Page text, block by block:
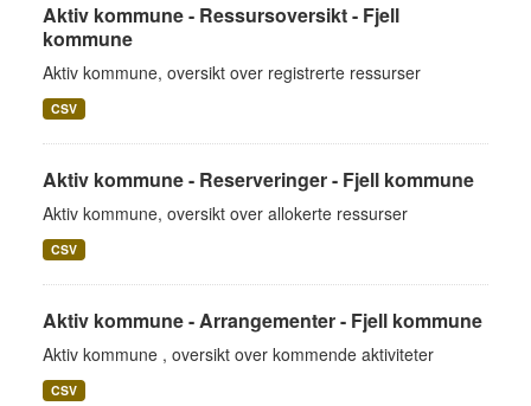
Aktiv kommune - Ressursoversikt - Fjell
kommune
Aktiv kommune, oversikt over registrerte ressurser
CSV
Aktiv kommune - Reserveringer - Fjell kommune
Aktiv kommune, oversikt over allokerte ressurser
CSV
Aktiv kommune - Arrangementer - Fjell kommune
Aktiv kommune , oversikt over kommende aktiviteter
CSV